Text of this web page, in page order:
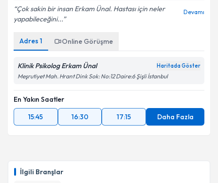
İlgili Branşlar
Çok sakin bir insan Erkam Ünal. Hastası için neler
yapabileceğini...
Devamı
Adres 1 Online Görüşme
Klinik Psikolog Erkam Ünal Haritada Göster
Meşrutiyet Mah. Hrant Dink Sok: No:12 Daire:6 Şişli İstanbul
En Yakın Saatler
15:45
16:30 17:15 Daha Fazla